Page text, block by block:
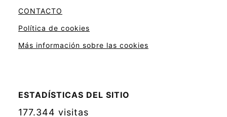
CONTACTO
Política de cookies
Más información sobre las cookies
ESTADÍSTICAS DEL SITIO
177.344 visitas